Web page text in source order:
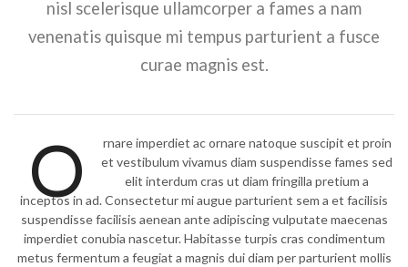
nisl scelerisque ullamcorper a fames a nam
venenatis quisque mi tempus parturient a fusce
curae magnis est.
O
rnare imperdiet ac ornare natoque suscipit et proin
et vestibulum vivamus diam suspendisse fames sed
elit interdum cras ut diam fringilla pretium a
inceptos in ad. Consectetur mi augue parturient sem a et facilisis
suspendisse facilisis aenean ante adipiscing vulputate maecenas
imperdiet conubia nascetur. Habitasse turpis cras condimentum
metus fermentum a feugiat a magnis dui diam per parturient mollis